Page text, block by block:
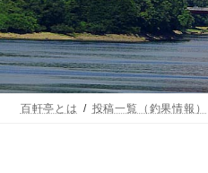
百軒亭とは 投稿一覧（釣果情報）